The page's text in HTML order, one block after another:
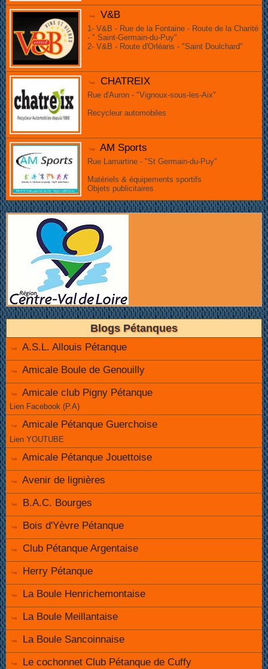
V&B
1- V&B - Rue de la Fontaine - Route de la Charité
- " Saint-Germain-du-Puy"
2- V&B - Route d'Orléans - "Saint Doulchard"
CHATREIX
Rue d'Auron - "Vignoux-sous-les-Aix"
Recycleur automobiles
AM Sports
Rue Lamartine - "St Germain-du-Puy"
Matériels & équipements sportifs
Objets publicitaires
Blogs Pétanques
A.S.L. Allouis Pétanque
Amicale Boule de Genouilly
Amicale club Pigny Pétanque
Lien Facebook (P.A)
Amicale Pétanque Guerchoise
Lien YOUTUBE
Amicale Pétanque Jouettoise
Avenir de lignières
B.A.C. Bourges
Bois d'Yèvre Pétanque
Club Pétanque Argentaise
Herry Pétanque
La Boule Henrichemontaise
La Boule Meillantaise
La Boule Sancoinnaise
Le cochonnet Club Pétanque de Cuffy